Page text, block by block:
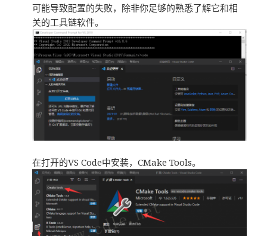
可能导致配置的失败，除非你足够的熟悉了解它和相
关的工具链软件。
在打开的VS Code中安装，CMake Tools。